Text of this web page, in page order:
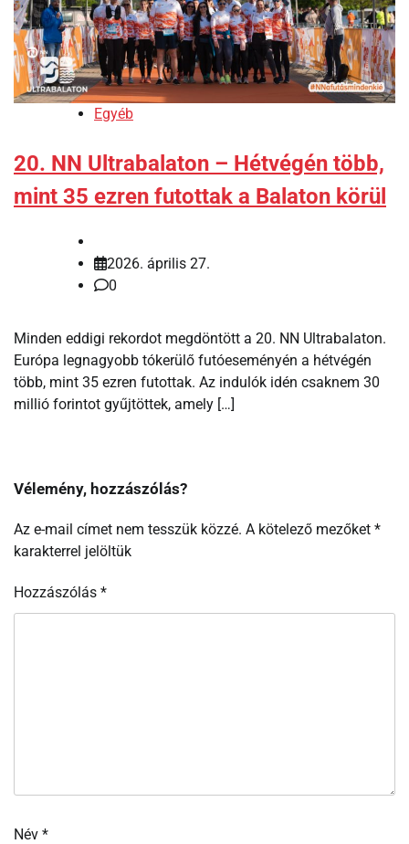
Egyéb
20. NN Ultrabalaton – Hétvégén több,
mint 35 ezren futottak a Balaton körül
2026. április 27.
0
Minden eddigi rekordot megdöntött a 20. NN Ultrabalaton.
Európa legnagyobb tókerülő futóeseményén a hétvégén
több, mint 35 ezren futottak. Az indulók idén csaknem 30
millió forintot gyűjtöttek, amely […]
Vélemény, hozzászólás?
Az e-mail címet nem tesszük közzé. A kötelező mezőket *
karakterrel jelöltük
Hozzászólás *
Név *